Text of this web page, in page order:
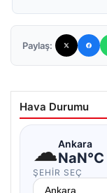
Paylaş:
Hava Durumu
☁Ankara
NaN°C
ŞEHIR SEÇ